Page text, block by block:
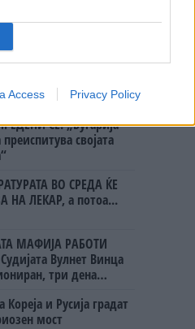
Access Privacy Policy
ВО СРБИЈА:
МАКЕДОНСКИОТ
СОЈУЗ
И ЈАВНО
откри дека
за кеш
СЕ: „Бугарија
преиспитува својата
ВО СРЕДА ЌЕ
НА ЛЕКАР, а потоа...
Вулнет Винца
три дена
Марковски
Кореја и Русија градат
мост